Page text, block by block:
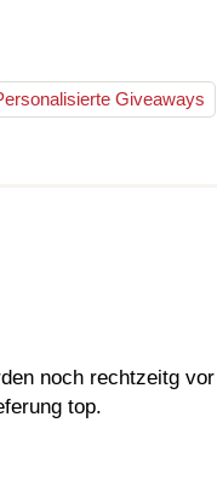
Giveaways
noch rechtzeitg
top.